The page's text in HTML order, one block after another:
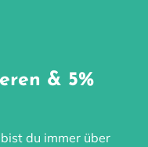
& 5%
du immer über